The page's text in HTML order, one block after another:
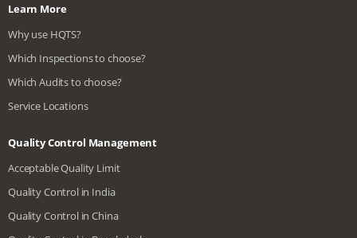
Learn More
Why use HQTS?
Which Inspections to choose?
Which Audits to choose?
Service Locations
Quality Control Management
Acceptable Quality Limit
Quality Control in India
Quality Control in China